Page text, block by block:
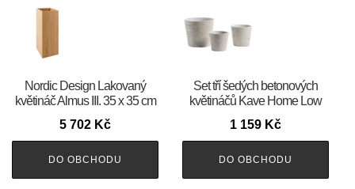
Nordic Design Lakovaný
květináč Almus III. 35 x 35 cm
5 702 Kč
DO OBCHODU
Set tří šedých betonových
květináčů Kave Home Low
1 159 Kč
DO OBCHODU